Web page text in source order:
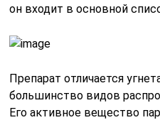
он входит в основной
Препарат отличается
большинство видов
Его активное вещество